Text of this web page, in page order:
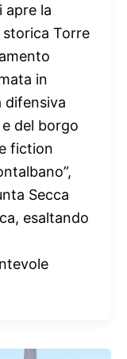
apre la
storica Torre
in
difensiva
del borgo
fiction
Secca
esaltando